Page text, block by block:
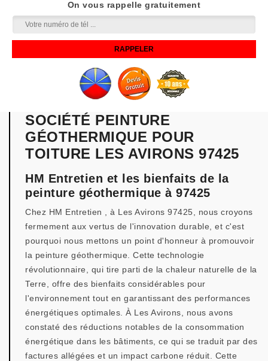
On vous rappelle gratuitement
SOCIÉTÉ PEINTURE
GÉOTHERMIQUE POUR
TOITURE LES AVIRONS 97425
HM Entretien et les bienfaits de la
peinture géothermique à 97425
Chez HM Entretien , à Les Avirons 97425, nous croyons
fermement aux vertus de l'innovation durable, et c'est
pourquoi nous mettons un point d'honneur à promouvoir
la peinture géothermique. Cette technologie
révolutionnaire, qui tire parti de la chaleur naturelle de la
Terre, offre des bienfaits considérables pour
l'environnement tout en garantissant des performances
énergétiques optimales. À Les Avirons, nous avons
constaté des réductions notables de la consommation
énergétique dans les bâtiments, ce qui se traduit par des
factures allégées et un impact carbone réduit. Cette